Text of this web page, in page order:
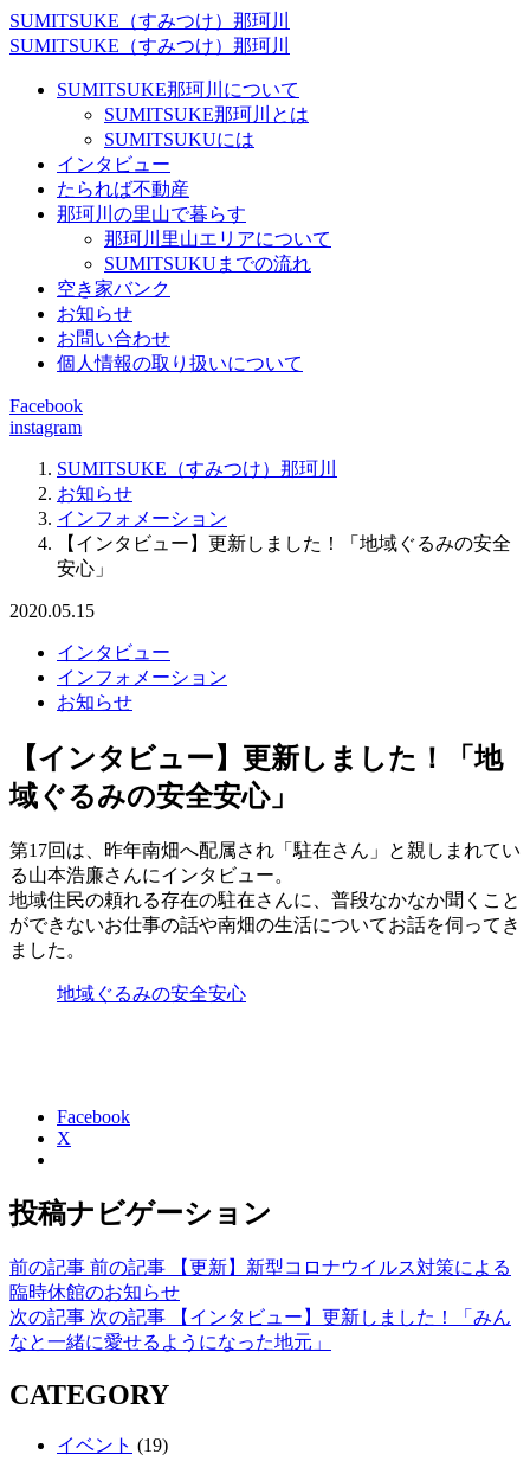
SUMITSUKE（すみつけ）那珂川
SUMITSUKE（すみつけ）那珂川
SUMITSUKE那珂川について
SUMITSUKE那珂川とは
SUMITSUKUには
インタビュー
たられば不動産
那珂川の里山で暮らす
那珂川里山エリアについて
SUMITSUKUまでの流れ
空き家バンク
お知らせ
お問い合わせ
個人情報の取り扱いについて
Facebook
instagram
SUMITSUKE（すみつけ）那珂川
お知らせ
インフォメーション
【インタビュー】更新しました！「地域ぐるみの安全
安心」
2020.05.15
インタビュー
インフォメーション
お知らせ
【インタビュー】更新しました！「地
域ぐるみの安全安心」
第17回は、昨年南畑へ配属され「駐在さん」と親しまれてい
る山本浩廉さんにインタビュー。
地域住民の頼れる存在の駐在さんに、普段なかなか聞くこと
ができないお仕事の話や南畑の生活についてお話を伺ってき
ました。
地域ぐるみの安全安心
Facebook
X
投稿ナビゲーション
前の記事 前の記事
【更新】新型コロナウイルス対策による
臨時休館のお知らせ
次の記事 次の記事
【インタビュー】更新しました！「みん
なと一緒に愛せるようになった地元」
CATEGORY
イベント (19)